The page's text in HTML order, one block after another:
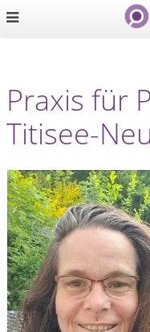
Praxis für
Titisee-